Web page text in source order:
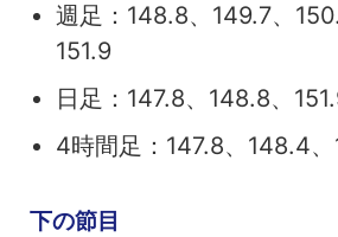
週足：148.8、149.7、
151.9
日足：147.8、148.8、
4時間足：147.8、148.4
下の節目